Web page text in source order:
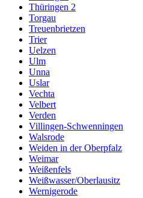
Thüringen 2
Torgau
Treuenbrietzen
Trier
Uelzen
Ulm
Unna
Uslar
Vechta
Velbert
Verden
Villingen-Schwenningen
Walsrode
Weiden in der Oberpfalz
Weimar
Weißenfels
Weißwasser/Oberlausitz
Wernigerode